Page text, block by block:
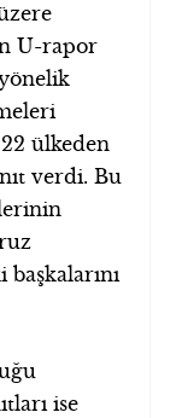
U-rapor
ülkeden
verdi. Bu
ise